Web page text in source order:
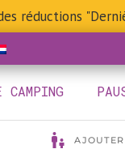
réductions
CAMPING